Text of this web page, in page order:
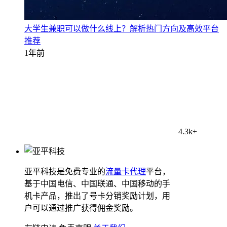
大学生兼职可以做什么线上？解析热门方向及高效平台
推荐
1年前
4.3k+
亚平科技是免费专业的流量卡代理平台，
基于中国电信、中国联通、中国移动的手
机卡产品，推出了号卡分销奖励计划，用
户可以通过推广获得佣金奖励。